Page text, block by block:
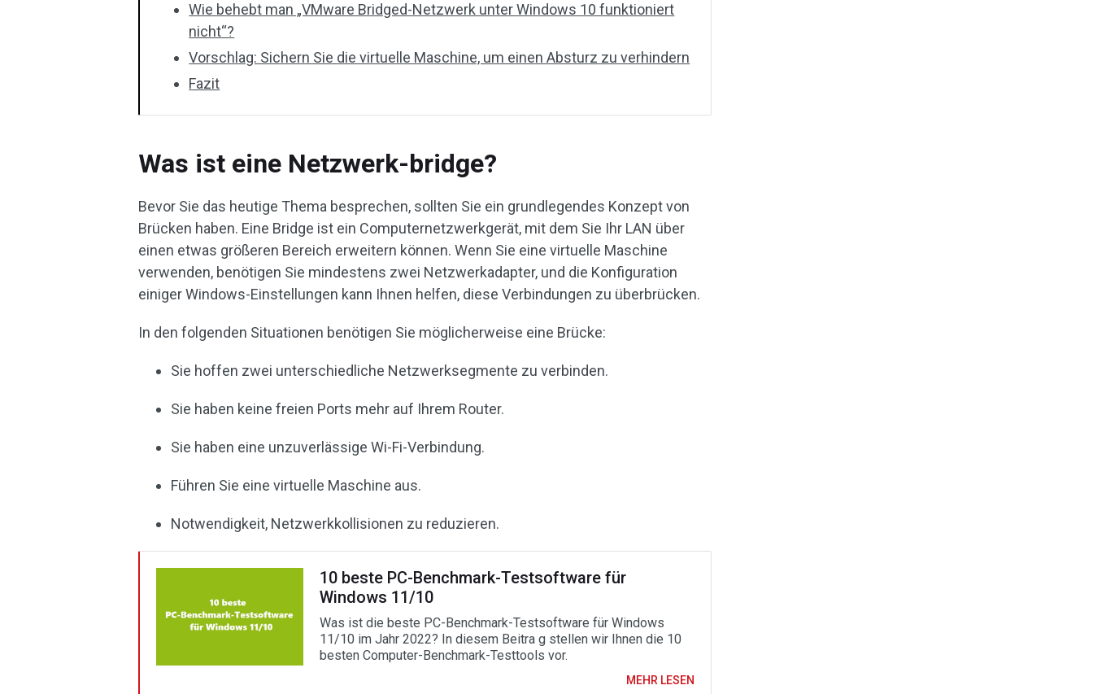
Wie behebt man „VMware Bridged-Netzwerk unter Windows 10 funktioniert
nicht“?
Vorschlag: Sichern Sie die virtuelle Maschine, um einen Absturz zu verhindern
Fazit
Was ist eine Netzwerk-bridge?
Bevor Sie das heutige Thema besprechen, sollten Sie ein grundlegendes Konzept von
Brücken haben. Eine Bridge ist ein Computernetzwerkgerät, mit dem Sie Ihr LAN über
einen etwas größeren Bereich erweitern können. Wenn Sie eine virtuelle Maschine
verwenden, benötigen Sie mindestens zwei Netzwerkadapter, und die Konfiguration
einiger Windows-Einstellungen kann Ihnen helfen, diese Verbindungen zu überbrücken.
In den folgenden Situationen benötigen Sie möglicherweise eine Brücke:
Sie hoffen zwei unterschiedliche Netzwerksegmente zu verbinden.
Sie haben keine freien Ports mehr auf Ihrem Router.
Sie haben eine unzuverlässige Wi-Fi-Verbindung.
Führen Sie eine virtuelle Maschine aus.
Notwendigkeit, Netzwerkkollisionen zu reduzieren.
10 beste PC-Benchmark-Testsoftware für
Windows 11/10
Was ist die beste PC-Benchmark-Testsoftware für Windows
11/10 im Jahr 2022? In diesem Beitra g stellen wir Ihnen die 10
besten Computer-Benchmark-Testtools vor.
MEHR LESEN